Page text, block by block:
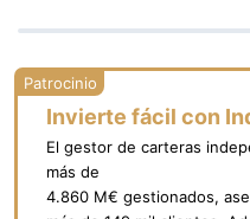
Invierte fácil con
El gestor de carteras
más de
4.860 M€ gestionados,